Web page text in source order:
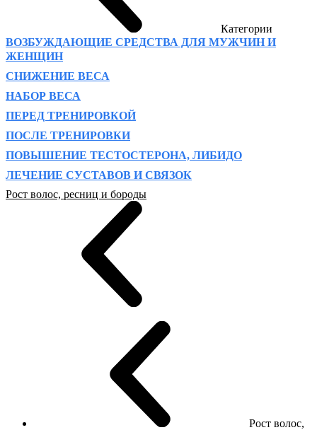
Категории
ВОЗБУЖДАЮЩИЕ СРЕДСТВА ДЛЯ МУЖЧИН И
ЖЕНЩИН
СНИЖЕНИЕ ВЕСА
НАБОР ВЕСА
ПЕРЕД ТРЕНИРОВКОЙ
ПОСЛЕ ТРЕНИРОВКИ
ПОВЫШЕНИЕ ТЕСТОСТЕРОНА, ЛИБИДО
ЛЕЧЕНИЕ СУСТАВОВ И СВЯЗОК
Рост волос, ресниц и бороды
Рост волос,